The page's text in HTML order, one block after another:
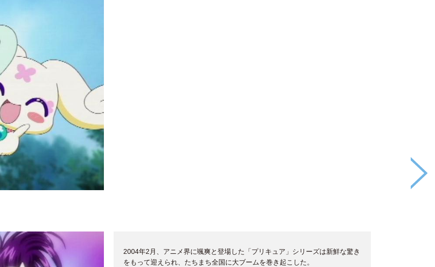
2004年2月、アニメ界に颯爽と登場した「プリキュア」シリーズは新鮮な驚き
をもって迎えられ、たちまち全国に大ブームを巻き起こした。